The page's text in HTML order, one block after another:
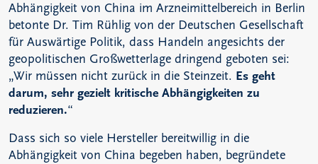
Abhängigkeit von China im Arzneimittelbereich in Berlin
betonte Dr. Tim Rühlig von der Deutschen Gesellschaft
für Auswärtige Politik, dass Handeln angesichts der
geopolitischen Großwetterlage dringend geboten sei:
„Wir müssen nicht zurück in die Steinzeit. Es geht
darum, sehr gezielt kritische Abhängigkeiten zu
reduzieren.“
Dass sich so viele Hersteller bereitwillig in die
Abhängigkeit von China begeben haben, begründete